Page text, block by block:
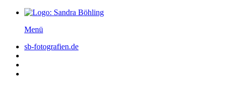
Menü
sb-fotografien.de